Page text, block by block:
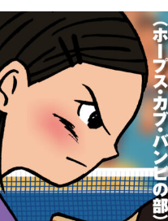
ェイ)・審判
ング
ルタ
覧
員など
制度
ータ
報告
のお問い合
レート制作